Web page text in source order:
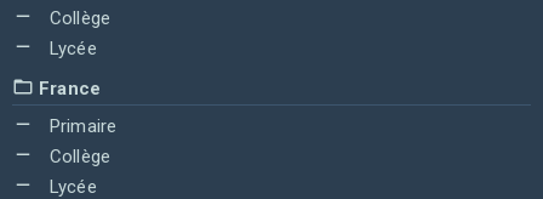
Collège
Lycée
France
Primaire
Collège
Lycée